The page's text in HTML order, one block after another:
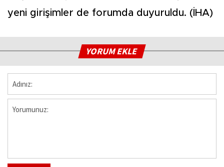
yeni girişimler de forumda duyuruldu. (İHA)
YORUM EKLE